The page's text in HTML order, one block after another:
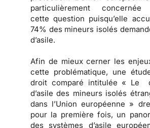
particulièrement
cette question puisqu’elle
74% des mineurs isolés
d’asile.
Afin de mieux cerner les
cette problématique, une
droit comparé intitulée « Le
d’asile des mineurs isolés
dans l’Union européenne »
pour la première fois, un
des systèmes d’asile